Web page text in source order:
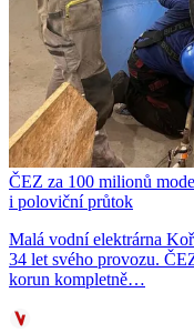
ČEZ za 100 milionů
i poloviční průtok
Malá vodní elektrárna
34 let svého provozu.
korun kompletně…